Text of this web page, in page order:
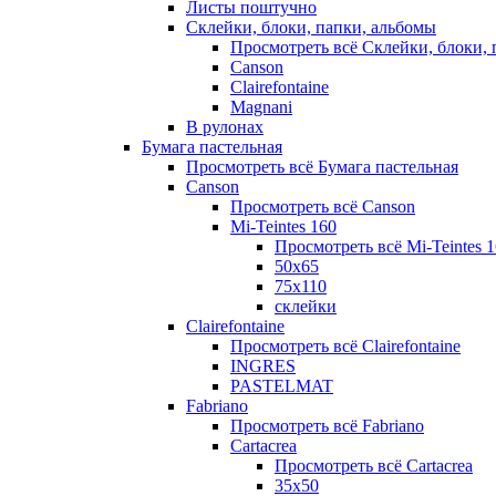
Листы поштучно
Склейки, блоки, папки, альбомы
Просмотреть всё Склейки, блоки,
Canson
Clairefontaine
Magnani
В рулонах
Бумага пастельная
Просмотреть всё Бумага пастельная
Canson
Просмотреть всё Canson
Mi-Teintes 160
Просмотреть всё Mi-Teintes
50х65
75х110
склейки
Clairefontaine
Просмотреть всё Clairefontaine
INGRES
PASTELMAT
Fabriano
Просмотреть всё Fabriano
Cartacrea
Просмотреть всё Cartacrea
35х50